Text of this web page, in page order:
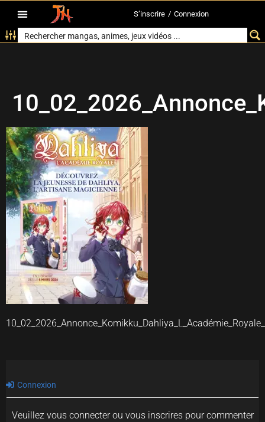
S’inscrire / Connexion
Connexion
Veuillez vous connecter ou vous inscrires pour commenter